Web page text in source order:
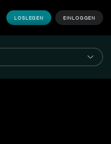
LOSLEGEN EINLOGGEN